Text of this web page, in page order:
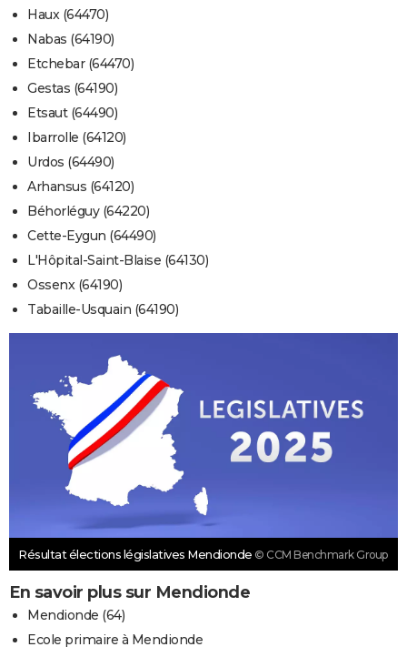
Haux (64470)
Nabas (64190)
Etchebar (64470)
Gestas (64190)
Etsaut (64490)
Ibarrolle (64120)
Urdos (64490)
Arhansus (64120)
Béhorléguy (64220)
Cette-Eygun (64490)
L'Hôpital-Saint-Blaise (64130)
Ossenx (64190)
Tabaille-Usquain (64190)
Résultat élections législatives Mendionde © CCM Benchmark Group
En savoir plus sur Mendionde
Mendionde (64)
Ecole primaire à Mendionde